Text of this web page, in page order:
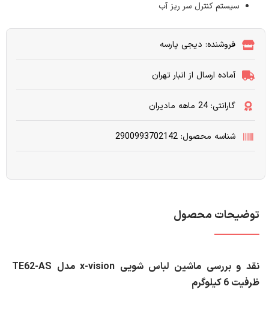
سیستم کنترل سر ریز آب
فروشنده: دیجی پارسه
آماده ارسال از انبار تهران
گارانتی: 24 ماهه مادیران
شناسه محصول: 2900993702142
توضیحات محصول
نقد و بررسی ماشین لباس شویی x-vision مدل TE62-AS
ظرفیت 6 کیلوگرم